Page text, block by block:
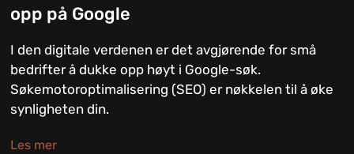
opp på Google
I den digitale verdenen er det avgjørende for små
bedrifter å dukke opp høyt i Google-søk.
Søkemotoroptimalisering (SEO) er nøkkelen til å øke
synligheten din.
Les mer